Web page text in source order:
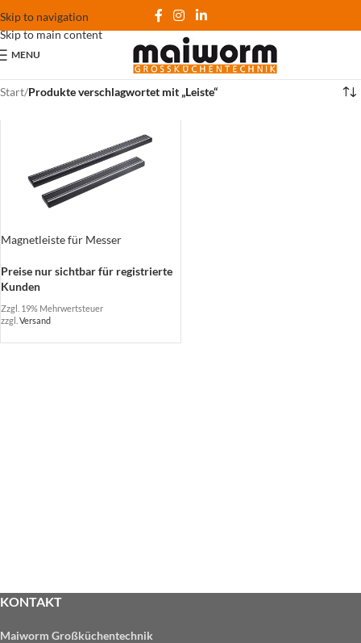
Skip to navigation
Skip to main content
MENU
Start/Produkte verschlagwortet mit „Leiste“
Magnetleiste für Messer
Preise nur sichtbar für registrierte
Kunden
Zzgl. 19% Mehrwertsteuer
zzgl. Versand
KONTAKT
Maiworm Großküchentechnik